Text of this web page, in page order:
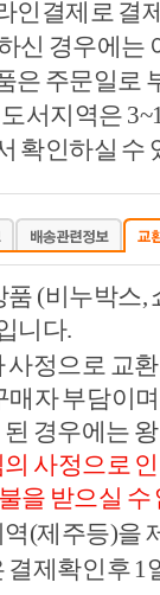
인결제로 결
신 경우에는
은 주문일로
도서지역은
확인하실 수
품 (비누박스
니다.
사정으로 교
매자 부담이
경우에는
사정으로
을 받으실 수
(제주등)을
결제확인후 1